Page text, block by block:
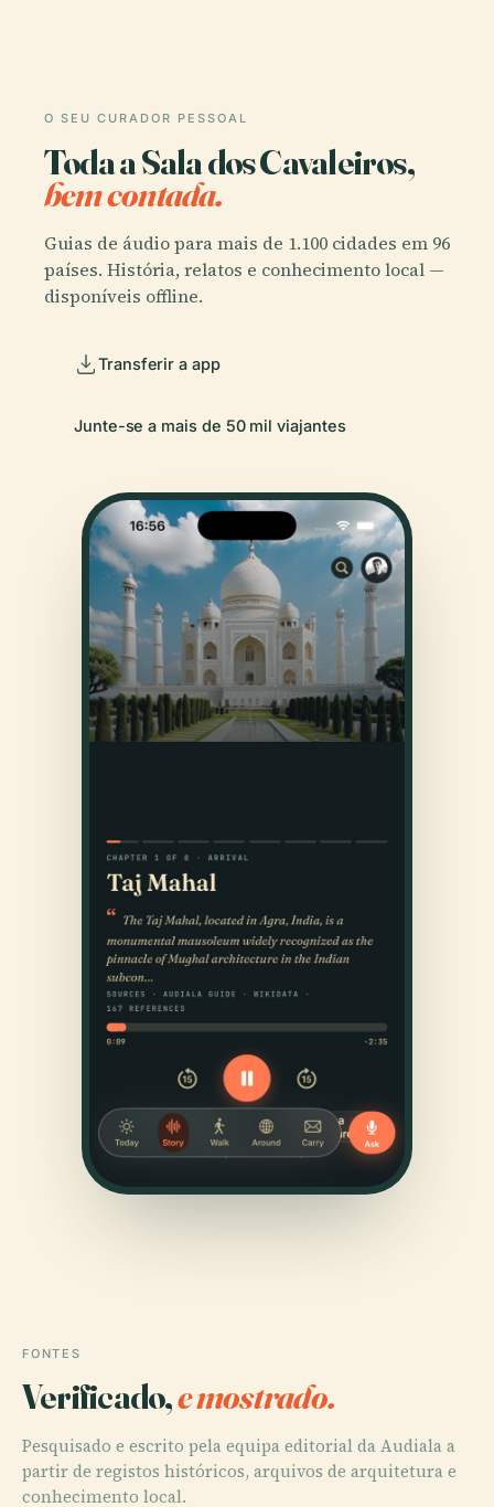
O SEU CURADOR PESSOAL
Toda a Sala dos Cavaleiros,
bem contada.
Guias de áudio para mais de 1.100 cidades em 96
países. História, relatos e conhecimento local —
disponíveis offline.
Transferir a app
Junte-se a mais de 50 mil viajantes
FONTES
Verificado,e mostrado.
Pesquisado e escrito pela equipa editorial da Audiala a
partir de registos históricos, arquivos de arquitetura e
conhecimento local.